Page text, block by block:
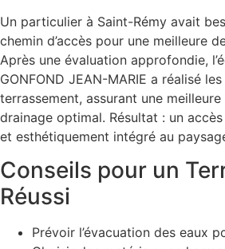
Un particulier à Saint-Rémy avait
chemin d’accès pour une meilleure
Après une évaluation approfondie,
GONFOND JEAN-MARIE a réalisé
terrassement, assurant une
drainage optimal. Résultat : un
et esthétiquement intégré au
Conseils pour un
Réussi
Prévoir l’évacuation des eaux